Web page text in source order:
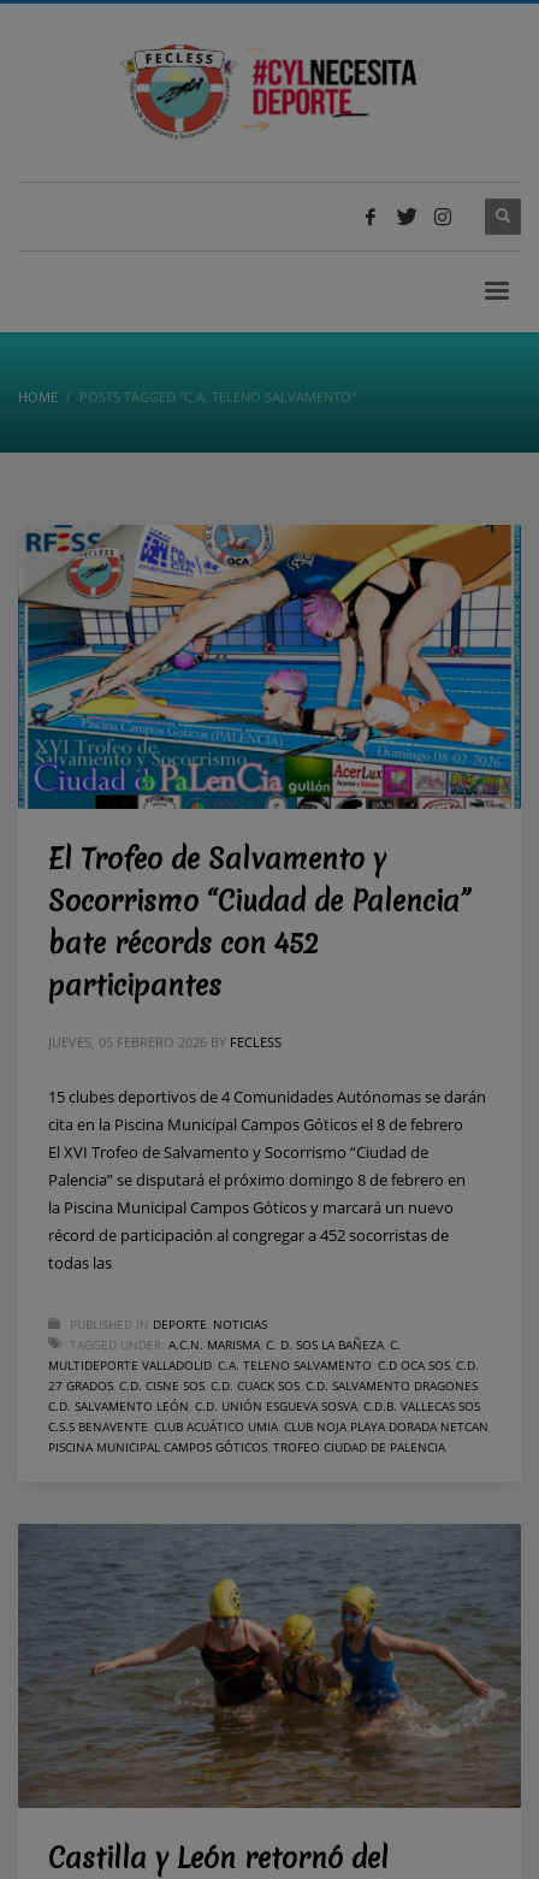
HOME POSTS TAGGED "C.A. TELENO SALVAMENTO"
El Trofeo de Salvamento y
Socorrismo “Ciudad de Palencia”
bate récords con 452
participantes
JUEVES, 05 FEBRERO 2026 BY FECLESS
15 clubes deportivos de 4 Comunidades Autónomas se darán
cita en la Piscina Municipal Campos Góticos el 8 de febrero
El XVI Trofeo de Salvamento y Socorrismo “Ciudad de
Palencia” se disputará el próximo domingo 8 de febrero en
la Piscina Municipal Campos Góticos y marcará un nuevo
récord de participación al congregar a 452 socorristas de
todas las
PUBLISHED IN DEPORTE NOTICIAS
TAGGED UNDER: A.C.N. MARISMA C. D. SOS LA BAÑEZA C.
MULTIDEPORTE VALLADOLID C.A. TELENO SALVAMENTO C.D OCA SOS C.D.
27 GRADOS C.D. CISNE SOS C.D. CUACK SOS C.D. SALVAMENTO DRAGONES
C.D. SALVAMENTO LEÓN C.D. UNIÓN ESGUEVA SOSVA C.D.B. VALLECAS SOS
C.S.S BENAVENTE CLUB ACUÁTICO UMIA CLUB NOJA PLAYA DORADA NETCAN
PISCINA MUNICIPAL CAMPOS GÓTICOS TROFEO CIUDAD DE PALENCIA
Castilla y León retornó del